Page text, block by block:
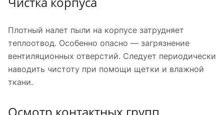
Плотный налет пыли на корпусе затрудняет
теплоотвод. Особенно опасно — загрязнение
вентиляционных отверстий. Следует периодически
наводить чистоту при помощи щетки и влажной
ткани.
Осмотр контактных групп